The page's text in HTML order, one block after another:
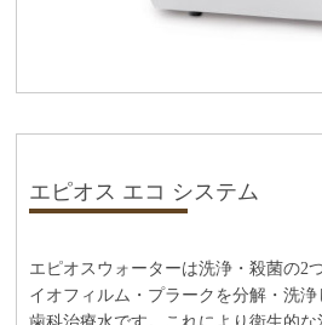
エピオス エコ システム
エピオスウォーターは洗浄・殺菌の2
イオフィルム・プラークを分解・洗
歯科治療水です。これにより衛生的な